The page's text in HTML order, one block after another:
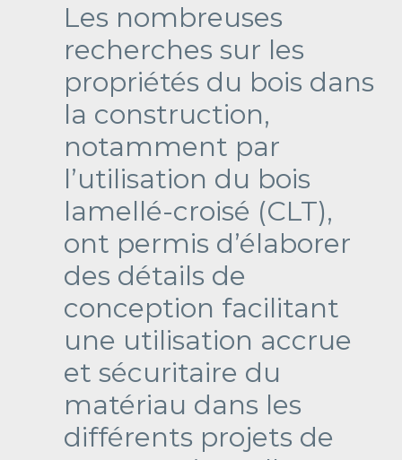
Les nombreuses
recherches sur les
propriétés du bois dans
la construction,
notamment par
l’utilisation du bois
lamellé-croisé (CLT),
ont permis d’élaborer
des détails de
conception facilitant
une utilisation accrue
et sécuritaire du
matériau dans les
différents projets de